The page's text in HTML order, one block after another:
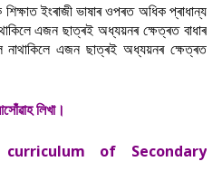
শিক্ষাত ইংৰাজী ভাষাৰ ওপৰত অধিক প্ৰাধান্য
এজন ছাত্ৰই অধ্যয়নৰ ক্ষেত্ৰত বাধাৰ
নাথাকিলে এজন ছাত্ৰই অধ্যয়নৰ ক্ষেত্ৰত
লিখা।
of Secondary